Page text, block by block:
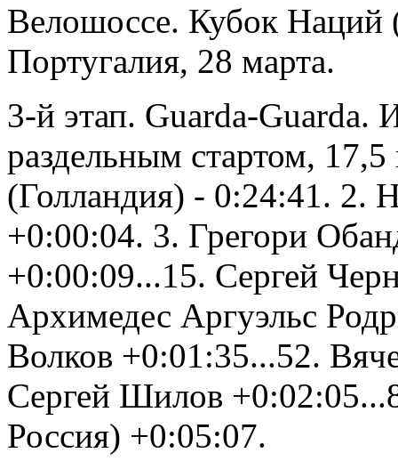
Велошоссе. Кубок Наций
Португалия, 28 марта.
3-й этап. Guarda-Guarda.
раздельным стартом,
(Голландия) - 0:24:41. 2.
+0:00:04. 3. Грегори
+0:00:09...15. Сергей
Архимедес Аргуэльс
Волков +0:01:35...52.
Сергей Шилов
Россия) +0:05:07.